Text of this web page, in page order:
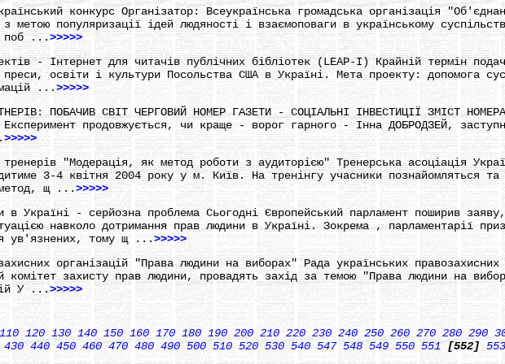
конкурс Організатор: Всеукраїнська громадська організація
метою популяризації ідей людяності і взаємоповаги в українському
поб ...>>>>>
- Інтернет для читачів публічних бібліотек (LEAP-І) Крайній термін
освіти і культури Посольства США в Україні. Мета проекту: допомога
...>>>>>
ПОБАЧИВ СВІТ ЧЕРГОВИЙ НОМЕР ГАЗЕТИ - СОЦІАЛЬНІ ІНВЕСТИЦІЇ ЗМІСТ
продовжується, чи краще - ворог гарного - Інна ДОБРОДЗЕЙ,
>>>>>
"Модерація, як метод роботи з аудиторією" Тренерська асоціація
3-4 квітня 2004 року у м. Київ. На тренінгу учасники познайомляться та
метод, щ ...>>>>>
в Україні - серйозна проблема Сьогодні Європейський парламент поширив
навколо дотримання прав людини в Україні. Зокрема , парламентарії
ув'язнених, тому щ ...>>>>>
організацій "Права людини на виборах" Рада українських правозахисних
комітет захисту прав людини, провадять захід за темою "Права людини на
У ...>>>>>
110 120 130 140 150 160 170 180 190 200 210 220 230 240 250 260 270 280 290
430 440 450 460 470 480 490 500 510 520 530 540 547 548 549 550 551 [552] 553